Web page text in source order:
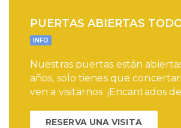
PUERTAS ABIERTAS
INFO
Nuestras puertas están
años, solo tienes que
ven a visitarnos. ¡Encantados
RESERVA UNA VISITA